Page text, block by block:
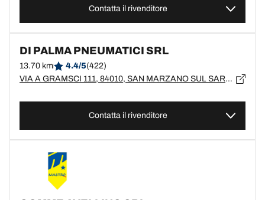
Contatta il rivenditore
DI PALMA PNEUMATICI SRL
13.70 km 4.4/5(422)
VIA A GRAMSCI 111, 84010, SAN MARZANO SUL SARNO, SA
Contatta il rivenditore